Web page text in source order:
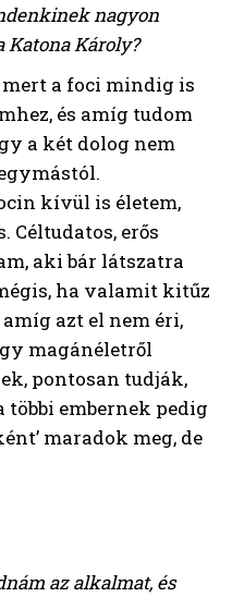
nagyon
Katona Károly?
mert a foci mindig is
és amíg tudom
a két dolog nem
kívül is életem,
Céltudatos, erős
aki bár látszatra
ha valamit kitűz
azt el nem éri,
magánéletről
pontosan tudják,
embernek pedig
maradok meg, de
az alkalmat, és